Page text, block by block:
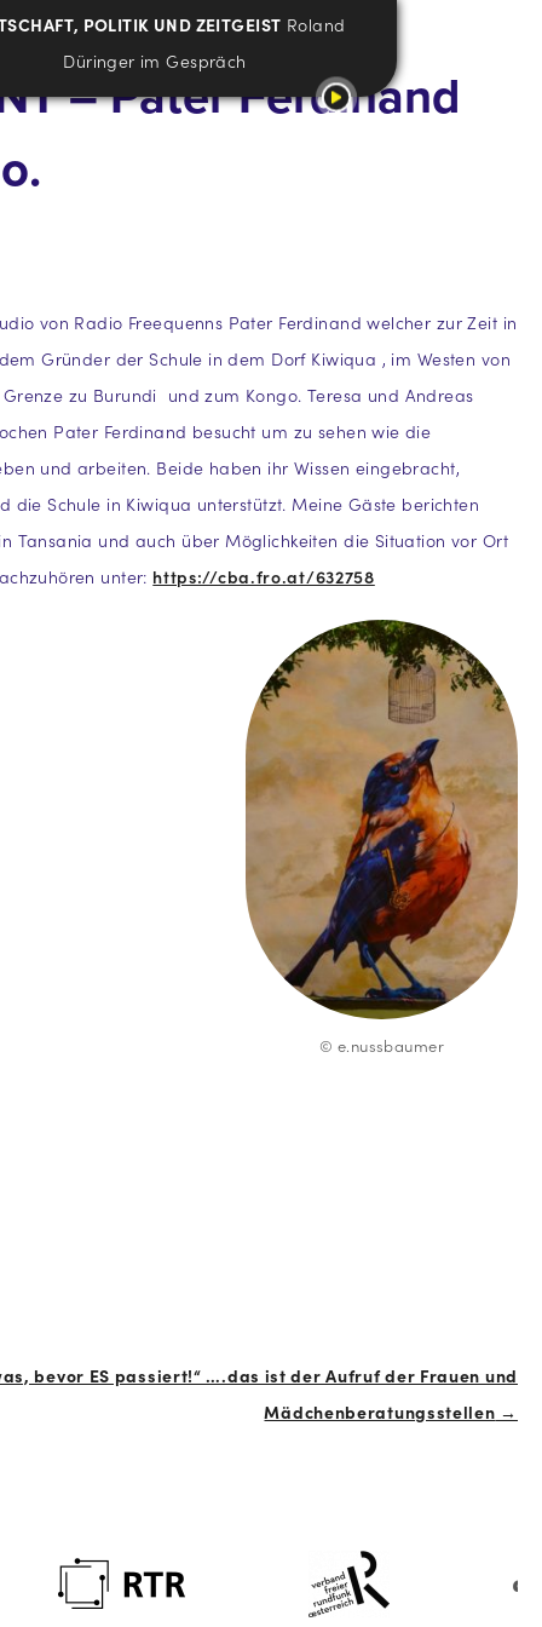
POLITIK UND ZEITGEIST Roland
Düringer im Gespräch
– Pater Ferdinand
von Radio Freequenns Pater Ferdinand welcher zur Zeit in
Gründer der Schule in dem Dorf Kiwiqua , im Westen von
zu Burundi und zum Kongo. Teresa und Andreas
Pater Ferdinand besucht um zu sehen wie die
und arbeiten. Beide haben ihr Wissen eingebracht,
die Schule in Kiwiqua unterstützt. Meine Gäste berichten
Tansania und auch über Möglichkeiten die Situation vor Ort
unter: https://cba.fro.at/632758
© e.nussbaumer
bevor ES passiert!“ ….das ist der Aufruf der Frauen und
Mädchenberatungsstellen →